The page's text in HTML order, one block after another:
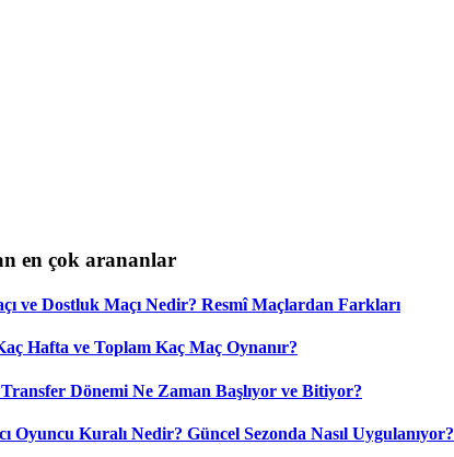
en çok arananlar
ve Dostluk Maçı Nedir? Resmî Maçlardan Farkları
Hafta ve Toplam Kaç Maç Oynanır?
Dönemi Ne Zaman Başlıyor ve Bitiyor?
Oyuncu Kuralı Nedir? Güncel Sezonda Nasıl Uygulanıyor?